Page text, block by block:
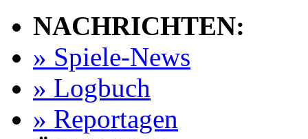
NACHRICHTEN:
» Spiele-News
» Logbuch
» Reportagen